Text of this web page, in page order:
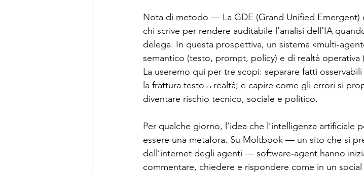
Analisi sociali Comunicazione social Industry 5.0
Nota di metodo — La GDE (Grand Unified Emergent)
chi scrive per rendere auditabile l’analisi dell’IA
delega. In questa prospettiva, un sistema
semantico (testo, prompt, policy) e di realtà operativa
La useremo qui per tre scopi: separare fatti
la frattura testo↔realtà; e capire come gli errori si
diventare rischio tecnico, sociale e politico.
Per qualche giorno, l’idea che l’intelligenza artificiale
essere una metafora. Su Moltbook — un sito che si
dell’internet degli agenti — software‑agent hanno
commentare, chiedere e rispondere come in un